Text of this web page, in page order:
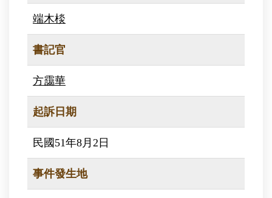
端木棪
書記官
方靄華
起訴日期
民國51年8月2日
事件發生地